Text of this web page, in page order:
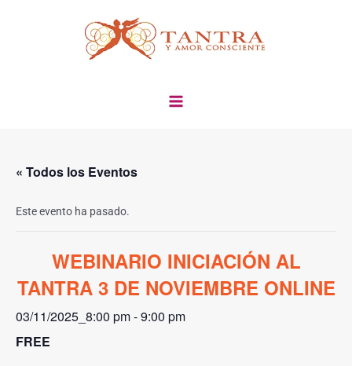
« Todos los Eventos
Este evento ha pasado.
WEBINARIO INICIACIÓN AL
TANTRA 3 DE NOVIEMBRE ONLINE
03/11/2025_8:00 pm-9:00 pm
FREE